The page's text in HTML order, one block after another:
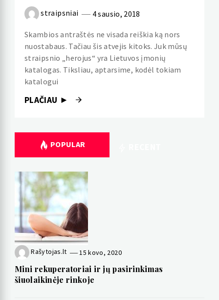
straipsniai 4 sausio, 2018
Skambios antraštės ne visada reiškia ką nors
nuostabaus. Tačiau šis atvejis kitoks. Juk mūsų
straipsnio „herojus“ yra Lietuvos įmonių
katalogas. Tiksliau, aptarsime, kodėl tokiam
katalogui
PLAČIAU ►
POPULAR
Rašytojas.lt 15 kovo, 2020
Mini rekuperatoriai ir jų pasirinkimas
šiuolaikinėje rinkoje